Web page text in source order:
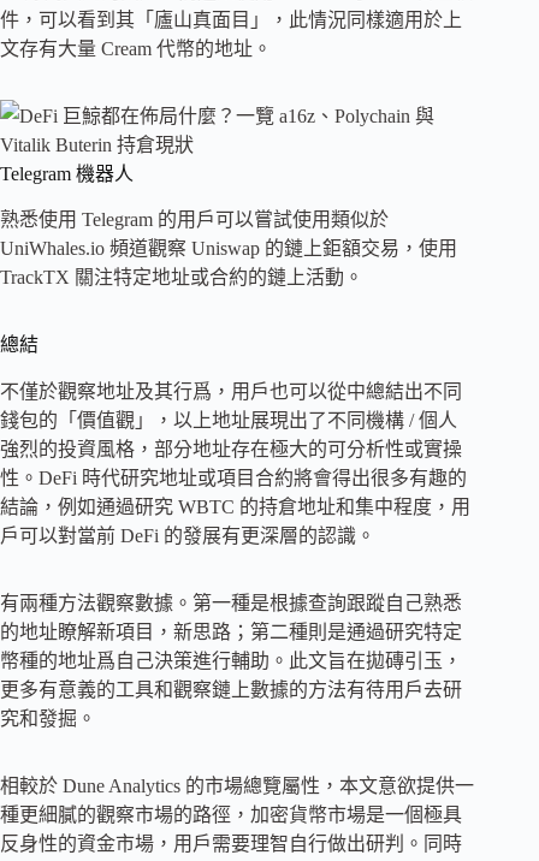
件，可以看到其「廬山真面目」，此情況同樣適用於上
文存有大量 Cream 代幣的地址。
Telegram 機器人
熟悉使用 Telegram 的用戶可以嘗試使用類似於
UniWhales.io 頻道觀察 Uniswap 的鏈上鉅額交易，使用
TrackTX 關注特定地址或合約的鏈上活動。
總結
不僅於觀察地址及其行爲，用戶也可以從中總結出不同
錢包的「價值觀」，以上地址展現出了不同機構 / 個人
強烈的投資風格，部分地址存在極大的可分析性或實操
性。DeFi 時代研究地址或項目合約將會得出很多有趣的
結論，例如通過研究 WBTC 的持倉地址和集中程度，用
戶可以對當前 DeFi 的發展有更深層的認識。
有兩種方法觀察數據。第一種是根據查詢跟蹤自己熟悉
的地址瞭解新項目，新思路；第二種則是通過研究特定
幣種的地址爲自己決策進行輔助。此文旨在拋磚引玉，
更多有意義的工具和觀察鏈上數據的方法有待用戶去研
究和發掘。
相較於 Dune Analytics 的市場總覽屬性，本文意欲提供一
種更細膩的觀察市場的路徑，加密貨幣市場是一個極具
反身性的資金市場，用戶需要理智自行做出研判。同時